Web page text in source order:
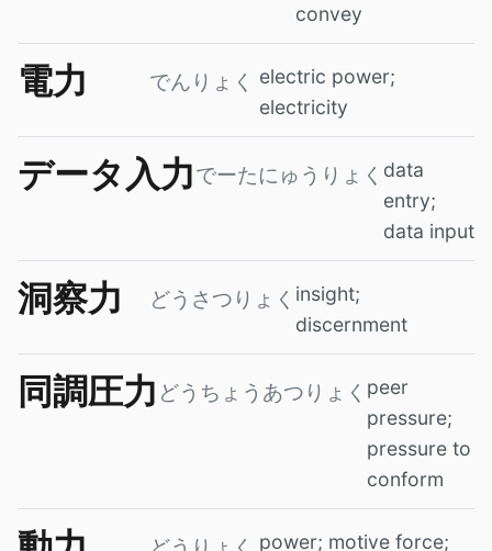
convey
電力 でんりょく
electric power;
electricity
データ入力でーたにゅうりょく data
entry;
data input
洞察力 どうさつりょく insight;
discernment
同調圧力 どうちょうあつりょく peer
pressure;
pressure to
conform
power; motive force;